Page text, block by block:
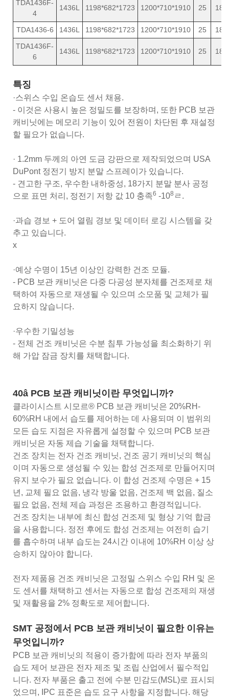
TDA1436F-
4
1436L 1198*682*1723 1200*710*1910 25 189
TDA1436-6 1436L 1198*682*1723 1200*710*1910 25
189
TDA1436F-
6
1436L 1198*682*1723 1200*710*1910 25 189
특징
·스위스 수입 온습도 센서 채용.
- 이것은 사용시 높은 정밀도를 보장하며, 또한 PCB 보관
캐비닛에는 메모리 기능이 있어 전원이 차단된 후 재설정
할 필요가 없습니다.
· 1.2mm 두께의 아연 도금 강판으로 제작되었으며 USA
DuPont 정전기 방지 분말 스프레이가 있습니다.
- 견고한 구조, 우수한 내하중성, 18가지 분말 분사 공정
으로 표면 처리, 정전기 저항 값 10 충족6 -108 ㄹ.
·과습 경보 + 도어 열림 경보 및 데이터 로깅 시스템을 갖
추고 있습니다.
x
·예상 수명이 15년 이상인 강력한 건조 모듈.
- PCB 보관 캐비닛은 다중 다공성 분자체를 건조제로 채
택하여 자동으로 재생될 수 있으며 소모품 및 교체가 필
요하지 않습니다.
·우수한 기밀성능
- 전체 건조 캐비닛은 수분 침투 가능성을 최소화하기 위
해 가압 잠금 장치를 채택합니다.
40â PCB 보관 캐비닛이란 무엇입니까?
클라이시스트 시모르® PCB 보관 캐비닛은 20%RH-
60%RH 내에서 습도를 제어하는 ​​데 사용되며 이 범위의
모든 습도 지점은 자유롭게 설정할 수 있으며 PCB 보관
캐비닛은 자동 제습 기술을 채택합니다.
건조 장치는 전자 건조 캐비닛, 건조 공기 캐비닛의 핵심
이며 자동으로 생성될 수 있는 합성 건조제로 만들어지며
유지 보수가 필요 없습니다. 이 합성 건조제 수명은 + 15
년, 교체 필요 없음, 냉각 방울 없음, 건조제 백 없음, 질소
필요 없음, 전체 제습 과정은 조용하고 환경적입니다.
건조 장치는 내부에 최신 합성 건조제 및 형상 기억 합금
을 사용합니다. 정전 후에도 합성 건조제는 여전히 습기
를 흡수하며 내부 습도는 24시간 이내에 10%RH 이상 상
승하지 않아야 합니다.
전자 제품용 건조 캐비닛은 고정밀 스위스 수입 RH 및 온
도 센서를 채택하고 센서는 자동으로 합성 건조제의 재생
및 재활용을 2% 정확도로 제어합니다.
SMT 공정에서 PCB 보관 캐비닛이 필요한 이유는
무엇입니까?
PCB 보관 캐비닛의 적용이 증가함에 따라 전자 부품의
습도 제어 보관은 전자 제조 및 조립 산업에서 필수적입
니다. 전자 부품은 출고 전에 수분 민감도(MSL)로 표시되
었으며, IPC 표준은 습도 요구 사항을 지정합니다. 해당